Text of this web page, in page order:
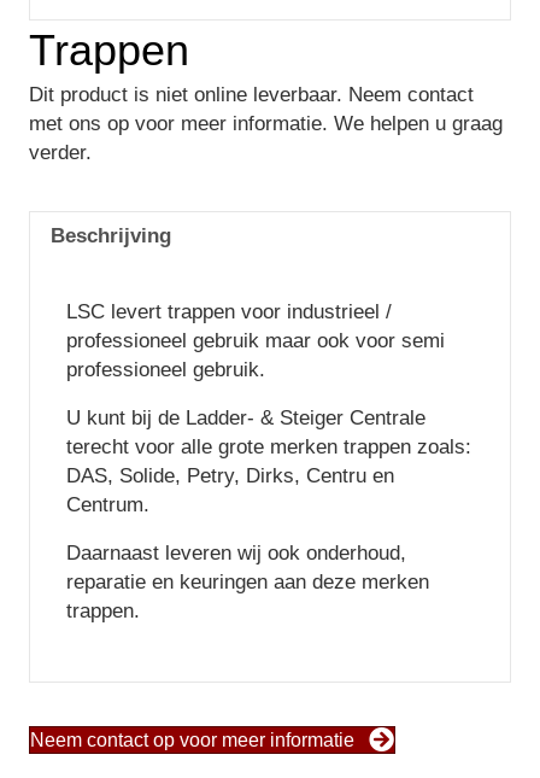
Trappen
Dit product is niet online leverbaar. Neem contact
met ons op voor meer informatie. We helpen u graag
verder.
Beschrijving
LSC levert trappen voor industrieel /
professioneel gebruik maar ook voor semi
professioneel gebruik.
U kunt bij de Ladder- & Steiger Centrale
terecht voor alle grote merken trappen zoals:
DAS, Solide, Petry, Dirks, Centru en
Centrum.
Daarnaast leveren wij ook onderhoud,
reparatie en keuringen aan deze merken
trappen.
Neem contact op voor meer informatie